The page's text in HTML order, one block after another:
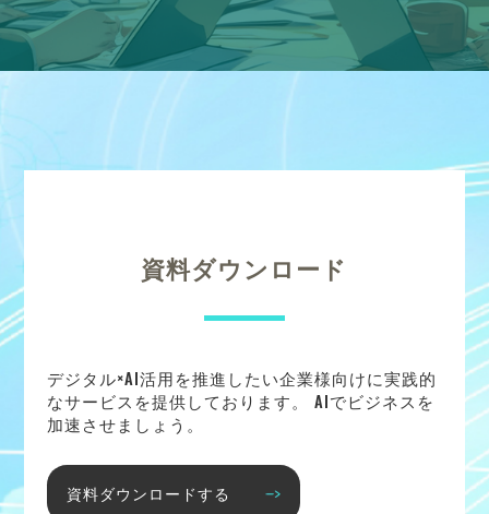
資料ダウンロード
デジタル×AI活用を推進したい企業様向けに実践的
なサービスを提供しております。 AIでビジネスを
加速させましょう。
資料ダウンロードする